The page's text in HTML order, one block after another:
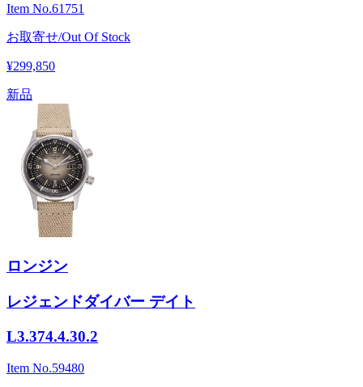
Item No.61751
お取寄せ/Out Of Stock
¥299,850
新品
ロンジン
レジェンドダイバー デイト
L3.374.4.30.2
Item No.59480